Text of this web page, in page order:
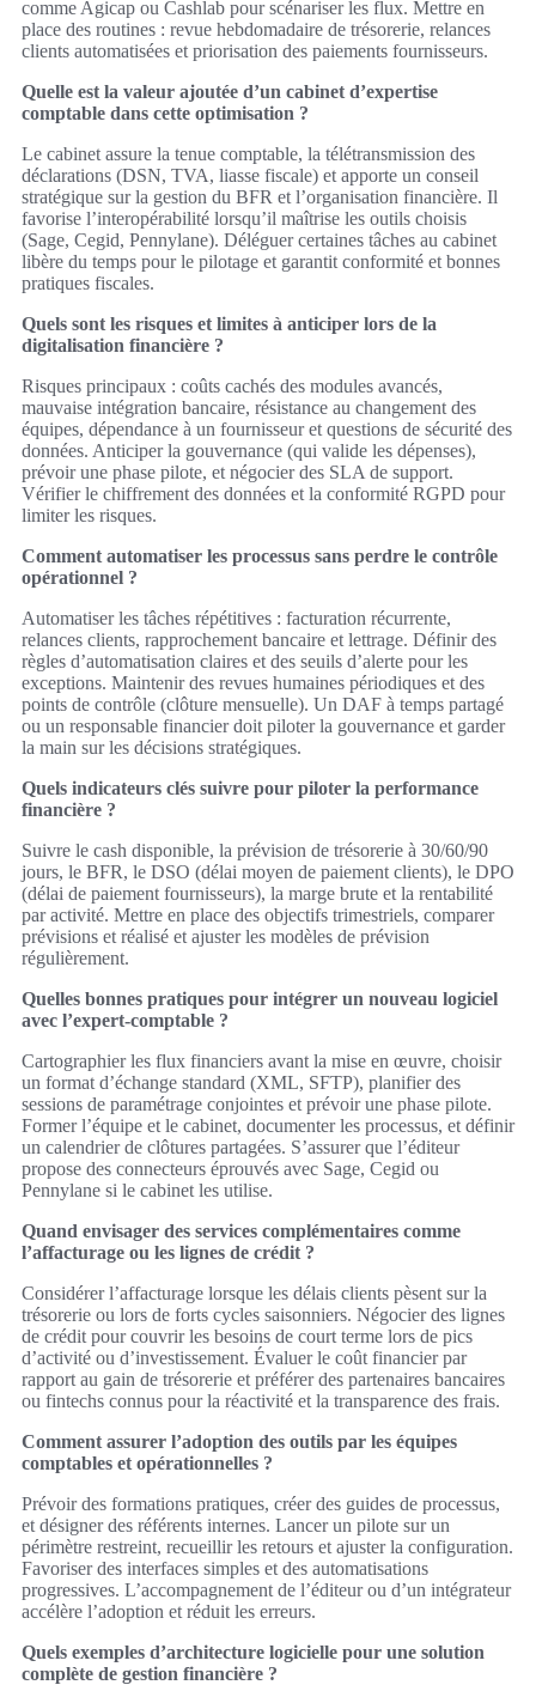
comme Agicap ou Cashlab pour scénariser les flux. Mettre en
place des routines : revue hebdomadaire de trésorerie, relances
clients automatisées et priorisation des paiements fournisseurs.
Quelle est la valeur ajoutée d’un cabinet d’expertise
comptable dans cette optimisation ?
Le cabinet assure la tenue comptable, la télétransmission des
déclarations (DSN, TVA, liasse fiscale) et apporte un conseil
stratégique sur la gestion du BFR et l’organisation financière. Il
favorise l’interopérabilité lorsqu’il maîtrise les outils choisis
(Sage, Cegid, Pennylane). Déléguer certaines tâches au cabinet
libère du temps pour le pilotage et garantit conformité et bonnes
pratiques fiscales.
Quels sont les risques et limites à anticiper lors de la
digitalisation financière ?
Risques principaux : coûts cachés des modules avancés,
mauvaise intégration bancaire, résistance au changement des
équipes, dépendance à un fournisseur et questions de sécurité des
données. Anticiper la gouvernance (qui valide les dépenses),
prévoir une phase pilote, et négocier des SLA de support.
Vérifier le chiffrement des données et la conformité RGPD pour
limiter les risques.
Comment automatiser les processus sans perdre le contrôle
opérationnel ?
Automatiser les tâches répétitives : facturation récurrente,
relances clients, rapprochement bancaire et lettrage. Définir des
règles d’automatisation claires et des seuils d’alerte pour les
exceptions. Maintenir des revues humaines périodiques et des
points de contrôle (clôture mensuelle). Un DAF à temps partagé
ou un responsable financier doit piloter la gouvernance et garder
la main sur les décisions stratégiques.
Quels indicateurs clés suivre pour piloter la performance
financière ?
Suivre le cash disponible, la prévision de trésorerie à 30/60/90
jours, le BFR, le DSO (délai moyen de paiement clients), le DPO
(délai de paiement fournisseurs), la marge brute et la rentabilité
par activité. Mettre en place des objectifs trimestriels, comparer
prévisions et réalisé et ajuster les modèles de prévision
régulièrement.
Quelles bonnes pratiques pour intégrer un nouveau logiciel
avec l’expert-comptable ?
Cartographier les flux financiers avant la mise en œuvre, choisir
un format d’échange standard (XML, SFTP), planifier des
sessions de paramétrage conjointes et prévoir une phase pilote.
Former l’équipe et le cabinet, documenter les processus, et définir
un calendrier de clôtures partagées. S’assurer que l’éditeur
propose des connecteurs éprouvés avec Sage, Cegid ou
Pennylane si le cabinet les utilise.
Quand envisager des services complémentaires comme
l’affacturage ou les lignes de crédit ?
Considérer l’affacturage lorsque les délais clients pèsent sur la
trésorerie ou lors de forts cycles saisonniers. Négocier des lignes
de crédit pour couvrir les besoins de court terme lors de pics
d’activité ou d’investissement. Évaluer le coût financier par
rapport au gain de trésorerie et préférer des partenaires bancaires
ou fintechs connus pour la réactivité et la transparence des frais.
Comment assurer l’adoption des outils par les équipes
comptables et opérationnelles ?
Prévoir des formations pratiques, créer des guides de processus,
et désigner des référents internes. Lancer un pilote sur un
périmètre restreint, recueillir les retours et ajuster la configuration.
Favoriser des interfaces simples et des automatisations
progressives. L’accompagnement de l’éditeur ou d’un intégrateur
accélère l’adoption et réduit les erreurs.
Quels exemples d’architecture logicielle pour une solution
complète de gestion financière ?